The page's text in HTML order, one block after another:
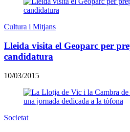
Cultura i Mitjans
Lleida visita el Geoparc per
candidatura
10/03/2015
Societat